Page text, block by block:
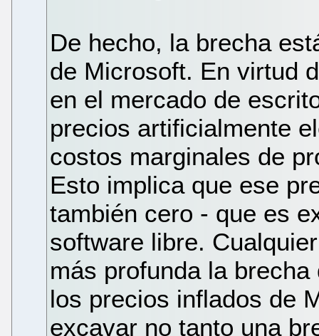
De hecho, la brecha
de Microsoft. En virtud
en el mercado de
precios artificialmente
costos marginales de
Esto implica que ese
también cero - que es
software libre.
más profunda la
los precios inflados de
excavar no tanto una